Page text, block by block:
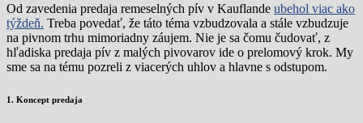
Od zavedenia predaja remeselných pív v Kauflande ubehol viac ako
týždeň. Treba povedať, že táto téma vzbudzovala a stále vzbudzuje
na pivnom trhu mimoriadny záujem. Nie je sa čomu čudovať, z
hľadiska predaja pív z malých pivovarov ide o prelomový krok. My
sme sa na tému pozreli z viacerých uhlov a hlavne s odstupom.
1. Koncept predaja